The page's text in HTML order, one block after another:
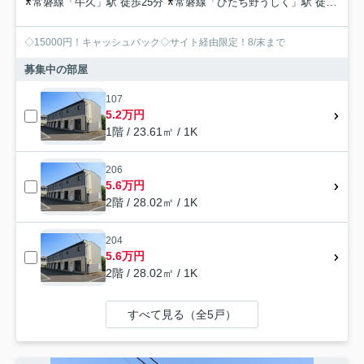
◇15000円！キャッシュバック◇サイト経由限定！8/末まで
募集中の部屋
107
5.2万円
1階 / 23.61㎡ / 1K
206
5.6万円
2階 / 28.02㎡ / 1K
204
5.6万円
2階 / 28.02㎡ / 1K
すべて見る（全5戸）